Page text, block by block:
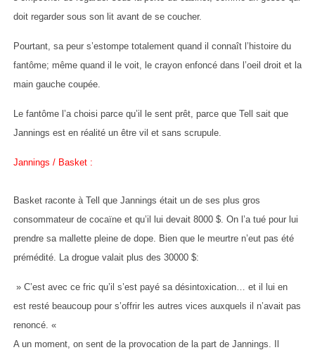
doit regarder sous son lit avant de se coucher.
Pourtant, sa peur s’estompe totalement quand il connaît l’histoire du
fantôme; même quand il le voit, le crayon enfoncé dans l’oeil droit et la
main gauche coupée.
Le fantôme l’a choisi parce qu’il le sent prêt, parce que Tell sait que
Jannings est en réalité un être vil et sans scrupule.
Jannings / Basket :
Basket raconte à Tell que Jannings était un de ses plus gros
consommateur de cocaïne et qu’il lui devait 8000 $. On l’a tué pour lui
prendre sa mallette pleine de dope. Bien que le meurtre n’eut pas été
prémédité. La drogue valait plus des 30000 $:
» C’est avec ce fric qu’il s’est payé sa désintoxication… et il lui en
est resté beaucoup pour s’offrir les autres vices auxquels il n’avait pas
renoncé. «
A un moment, on sent de la provocation de la part de Jannings. Il